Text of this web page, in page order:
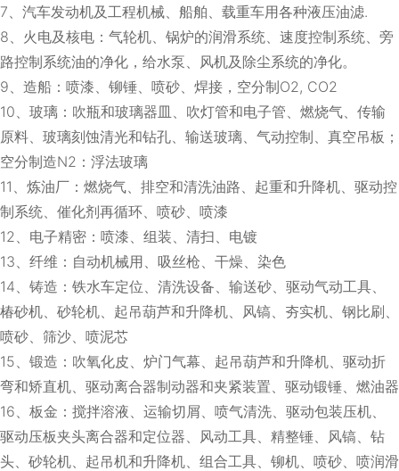
7、汽车发动机及工程机械、船舶、载重车用各种液压油滤.
8、火电及核电：气轮机、锅炉的润滑系统、速度控制系统、旁
路控制系统油的净化，给水泵、风机及除尘系统的净化。
9、造船：喷漆、铆锤、喷砂、焊接，空分制O2, CO2
10、玻璃：吹瓶和玻璃器皿、吹灯管和电子管、燃烧气、传输
原料、玻璃刻蚀清光和钻孔、输送玻璃、气动控制、真空吊板；
空分制造N2：浮法玻璃
11、炼油厂：燃烧气、排空和清洗油路、起重和升降机、驱动控
制系统、催化剂再循环、喷砂、喷漆
12、电子精密：喷漆、组装、清扫、电镀
13、纤维：自动机械用、吸丝枪、干燥、染色
14、铸造：铁水车定位、清洗设备、输送砂、驱动气动工具、
椿砂机、砂轮机、起吊葫芦和升降机、风镐、夯实机、钢比刷、
喷砂、筛沙、喷泥芯
15、锻造：吹氧化皮、炉门气幕、起吊葫芦和升降机、驱动折
弯和矫直机、驱动离合器制动器和夹紧装置、驱动锻锤、燃油器
16、板金：搅拌溶液、运输切屑、喷气清洗、驱动包装压机、
驱动压板夹头离合器和定位器、风动工具、精整锤、风镐、钻
头、砂轮机、起吊机和升降机、组合工具、铆机、喷砂、喷润滑